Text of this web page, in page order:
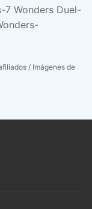
7 Wonders Duel-
/ Imágenes de